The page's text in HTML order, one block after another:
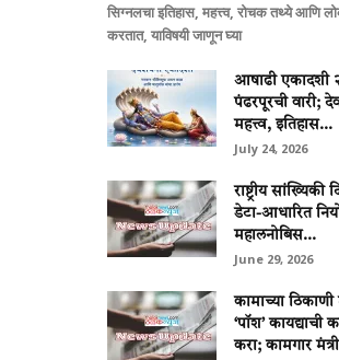
सिग्नलचा इतिहास, महत्त्व, रोचक तथ्ये आणि
करतात, याविषयी जाणून घ्या
आषाढी एकादशी
पंढरपूरची वारी;
महत्त्व, इतिहास...
July 24, 2026
राष्ट्रीय
डेटा-आधारित
महालनोबिस...
June 29, 2026
कामाच्या ठिकाणी
‘पॉश’
करा; कामगार